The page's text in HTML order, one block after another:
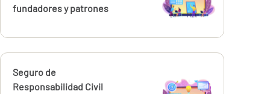
fundadores y patrones
Calcúlalo ahora
Seguro de
Responsabilidad Civil